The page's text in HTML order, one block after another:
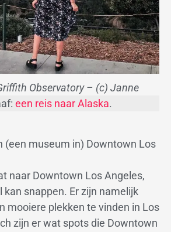
Observatory – (c) Janne
een reis naar Alaska.
(een museum in) Downtown Los
naar Downtown Los Angeles,
kan snappen. Er zijn namelijk
mooiere plekken te vinden in Los
zijn er wat spots die Downtown